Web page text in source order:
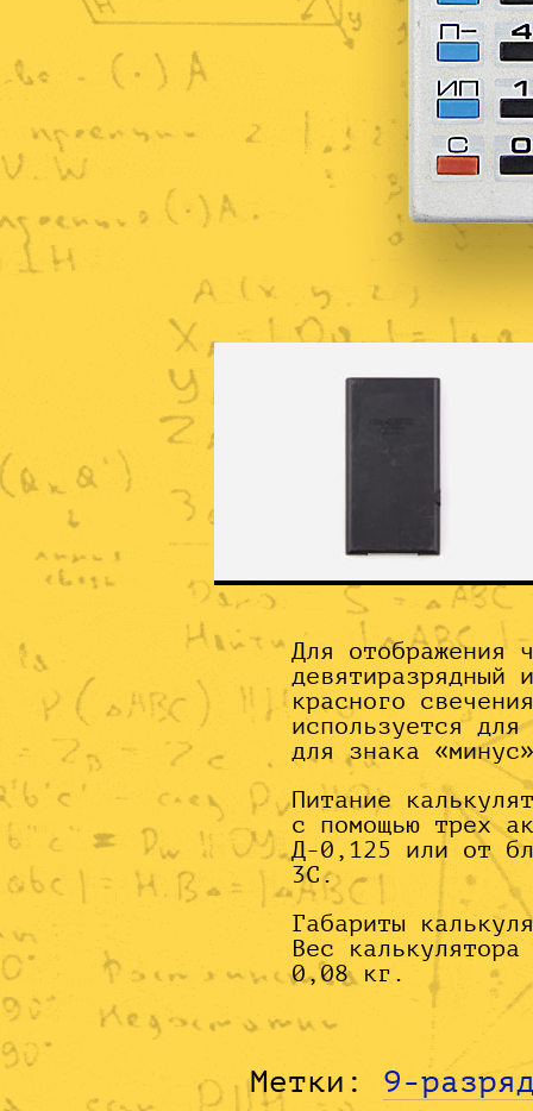
Для отображения
девятиразрядный
красного
используется
для знака
Питание
с помощью трех
Д-0,125 или от
3С.
Габариты
Вес
0,08 кг.
Метки: 9-